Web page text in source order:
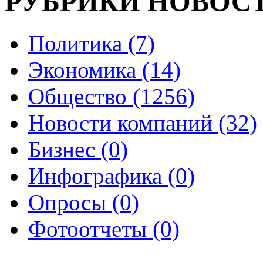
Политика (7)
Экономика (14)
Общество (1256)
Новости компаний (32)
Бизнес (0)
Инфографика (0)
Опросы (0)
Фотоотчеты (0)